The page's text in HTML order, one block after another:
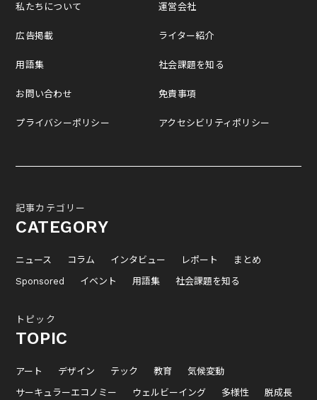
私たちについて
広告掲載
用語集
お問い合わせ
プライバシーポリシー
運営会社
ライター紹介
社会課題を知る
免責事項
アクセシビリティポリシー
記事カテゴリー
CATEGORY
ニュース コラム インタビュー レポート
まとめ
Sponsored
イベント 用語集 社会課題を知る
トピック
TOPIC
アート デザイン テック 教育
気候変動
サーキュラーエコノミー
ウェルビーイング 多様性 脱成長